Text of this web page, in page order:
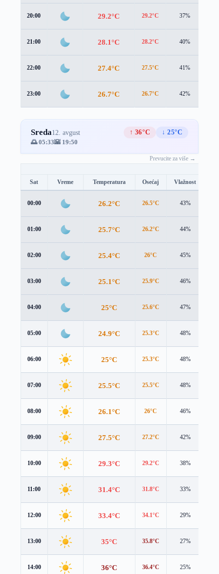
20:00 29.2°C 29.2°C 37%
21:00 28.1°C 28.2°C 40%
22:00 27.4°C 27.5°C 41%
23:00 26.7°C 26.7°C 42%
Sreda12. avgust ↑ 36°C
↓ 25°C
🌅 05:33🌇 19:50
Prevucite za više →
Sat Vreme Temperatura Osećaj Vlažnost
00:00 26.2°C 26.5°C 43%
01:00 25.7°C 26.2°C 44%
02:00 25.4°C 26°C 45%
03:00 25.1°C 25.9°C 46%
04:00 25°C 25.6°C 47%
05:00 24.9°C 25.3°C 48%
06:00 25°C 25.3°C 48%
07:00 25.5°C 25.5°C 48%
08:00 26.1°C 26°C 46%
09:00 27.5°C 27.2°C 42%
10:00 29.3°C 29.2°C 38%
11:00 31.4°C 31.8°C 33%
12:00 33.4°C 34.1°C 29%
13:00 35°C 35.8°C 27%
14:00 36°C 36.4°C 25%